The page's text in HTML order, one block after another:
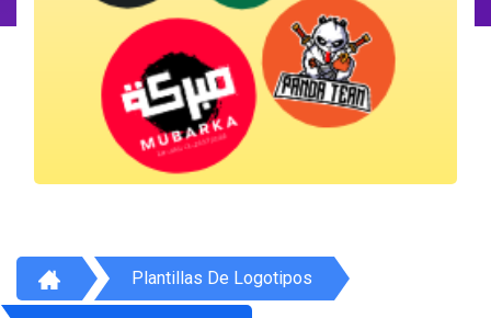
Plantillas De Logotipos